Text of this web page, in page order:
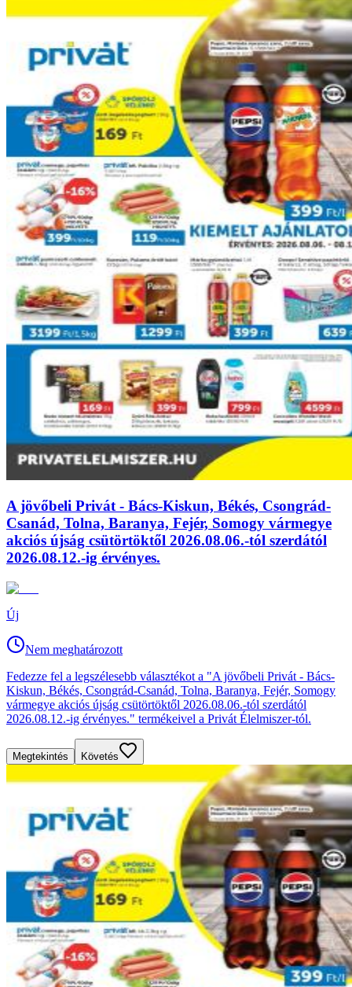
A jövőbeli Privát - Bács-Kiskun, Békés, Csongrád-
Csanád, Tolna, Baranya, Fejér, Somogy vármegye
akciós újság csütörtöktől 2026.08.06.-tól szerdától
2026.08.12.-ig érvényes.
Új
Nem meghatározott
Fedezze fel a legszélesebb választékot a "A jövőbeli Privát - Bács-
Kiskun, Békés, Csongrád-Csanád, Tolna, Baranya, Fejér, Somogy
vármegye akciós újság csütörtöktől 2026.08.06.-tól szerdától
2026.08.12.-ig érvényes." termékeivel a Privát Élelmiszer-tól.
Megtekintés Követés